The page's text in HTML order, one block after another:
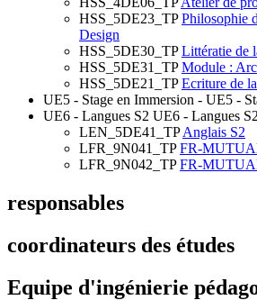
HSS_5DE23_TP Philosophie
Design
HSS_5DE30_TP Littératie de
HSS_5DE31_TP Module :
HSS_5DE21_TP Ecriture de
UE5 - Stage en Immersion - UE5 -
UE6 - Langues S2 UE6 - Langues S2
LEN_5DE41_TP Anglais S2
LFR_9N041_TP FR-
LFR_9N042_TP FR-
responsables
coordinateurs des études
Equipe d'ingénierie